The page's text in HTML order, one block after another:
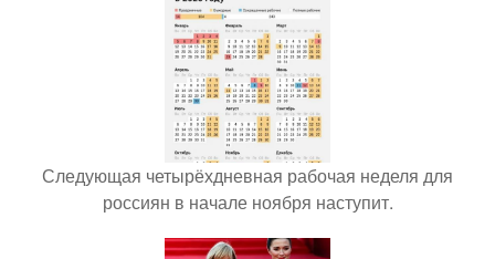
Следующая четырёхдневная рабочая неделя для
россиян в начале ноября наступит.